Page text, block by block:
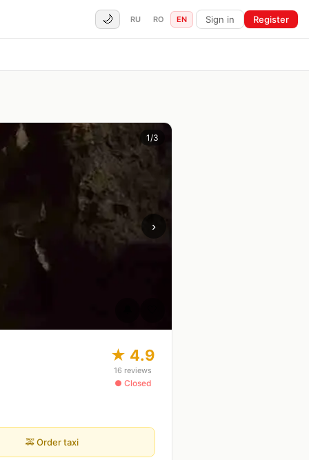
🌙 RU RO EN Sign in Register
›
1/3
★ 4.9
16 reviews
● Closed
🚕Order taxi